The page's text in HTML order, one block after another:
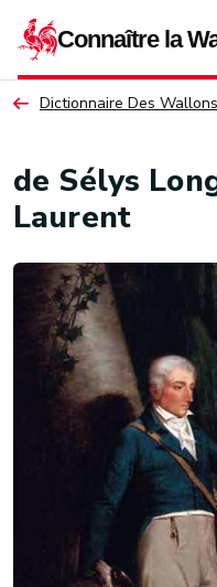
Dictionnaire Des Wallons
de Sélys
Laurent